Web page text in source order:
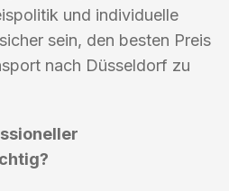
und individuelle
sein, den besten Preis
nach Düsseldorf zu